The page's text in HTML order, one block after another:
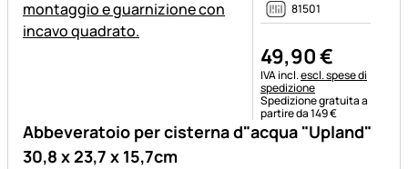
Abbeveratoio per cisterna d"acqua "Upland"
30,8 x 23,7 x 15,7cm
81501
49,90€
Informazioni fiscali:
IVA incl.escl. spese di
spedizione
Spedizione gratuita a
partire da 149 €